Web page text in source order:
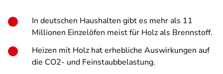
In deutschen Haushalten gibt es mehr als 11
Millionen Einzelöfen meist für Holz als Brennstoff.
Heizen mit Holz hat erhebliche Auswirkungen auf
die CO2- und Feinstaubbelastung.